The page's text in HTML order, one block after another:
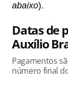
abaixo).